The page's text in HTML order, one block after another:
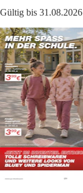
Gültig bis 31.08.2026